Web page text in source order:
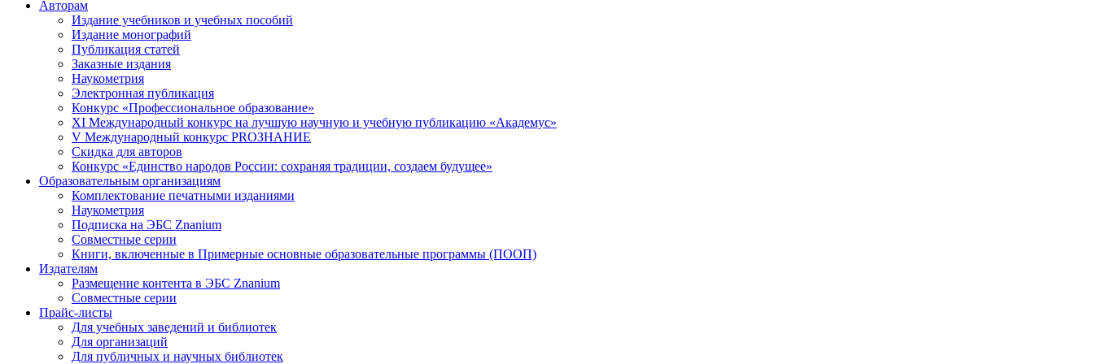
Авторам
Издание учебников и учебных пособий
Издание монографий
Публикация статей
Заказные издания
Наукометрия
Электронная публикация
Конкурс «Профессиональное образование»
XI Международный конкурс на лучшую научную и учебную публикацию «Академус»
V Международный конкурс PROЗНАНИЕ
Скидка для авторов
Конкурс «Единство народов России: сохраняя традиции, создаем будущее»
Образовательным организациям
Комплектование печатными изданиями
Наукометрия
Подписка на ЭБС Znanium
Совместные серии
Книги, включенные в Примерные основные образовательные программы (ПООП)
Издателям
Размещение контента в ЭБС Znanium
Совместные серии
Прайс-листы
Для учебных заведений и библиотек
Для организаций
Для публичных и научных библиотек